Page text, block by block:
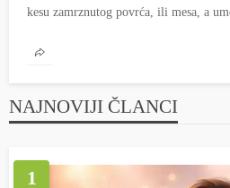
kesu zamrznutog povrća, ili mesa, a
NAJNOVIJI ČLANCI
1